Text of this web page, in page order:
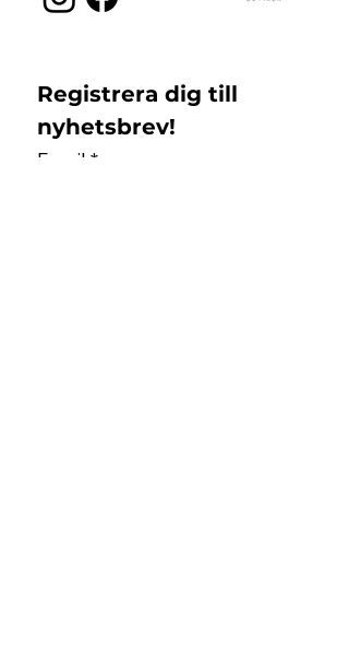
Registrera dig till
nyhetsbrev!
Email *